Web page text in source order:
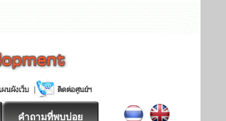
คำถามที่พบบ่อย